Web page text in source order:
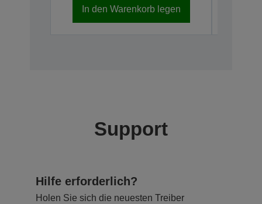
In den Warenkorb legen
Support
Hilfe erforderlich?
Holen Sie sich die neuesten Treiber